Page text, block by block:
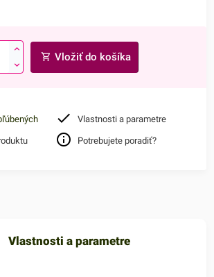
Vložiť do košíka
Vlastnosti a parametre
Potrebujete poradiť?
Vlastnosti a parametre